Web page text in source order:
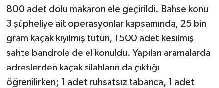
800 adet dolu makaron ele geçirildi. Bahse konu
3 şüpheliye ait operasyonlar kapsamında, 25 bin
gram kaçak kıyılmış tütün, 1500 adet kesilmiş
sahte bandrole de el konuldu. Yapılan aramalarda
adreslerden kaçak silahların da çıktığı
öğrenilirken; 1 adet ruhsatsız tabanca, 1 adet